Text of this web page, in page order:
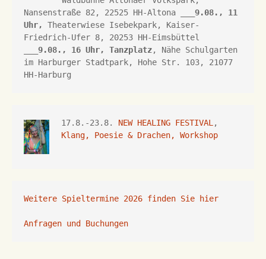
Nansenstraße 82, 22525 HH-Altona
9.08., 11
Uhr,
Theaterwiese Isebekpark, Kaiser-
Friedrich-Ufer 8, 20253 HH-Eimsbüttel
9.08., 16 Uhr, Tanzplatz, Nähe Schulgarten
im Harburger Stadtpark, Hohe Str. 103, 21077
HH-Harburg
17.8.-23.8. NEW HEALING FESTIVAL
Klang, Poesie & Drachen, Workshop
Weitere Spieltermine 2026 finden Sie hier
Anfragen und Buchungen